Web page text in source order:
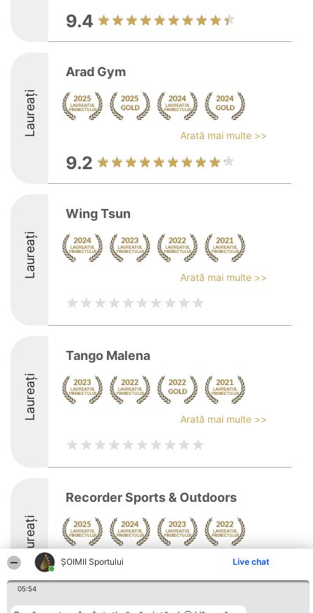
ȘOIMII Sportului Live chat
05:54
9.4
Laureați
Arad Gym
Arată mai multe >>
9.2
Laureați
Wing Tsun
Arată mai multe >>
Laureați
Tango Malena
Arată mai multe >>
Laureați
Recorder Sports & Outdoors
Arată mai multe >>
8.5